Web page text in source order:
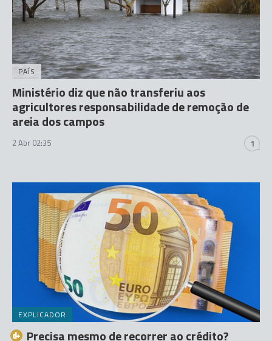
PAÍS
Ministério diz que não transferiu aos
agricultores responsabilidade de remoção de
areia dos campos
2 Abr 02:35 1
EXPLICADOR
Precisa mesmo de recorrer ao crédito?